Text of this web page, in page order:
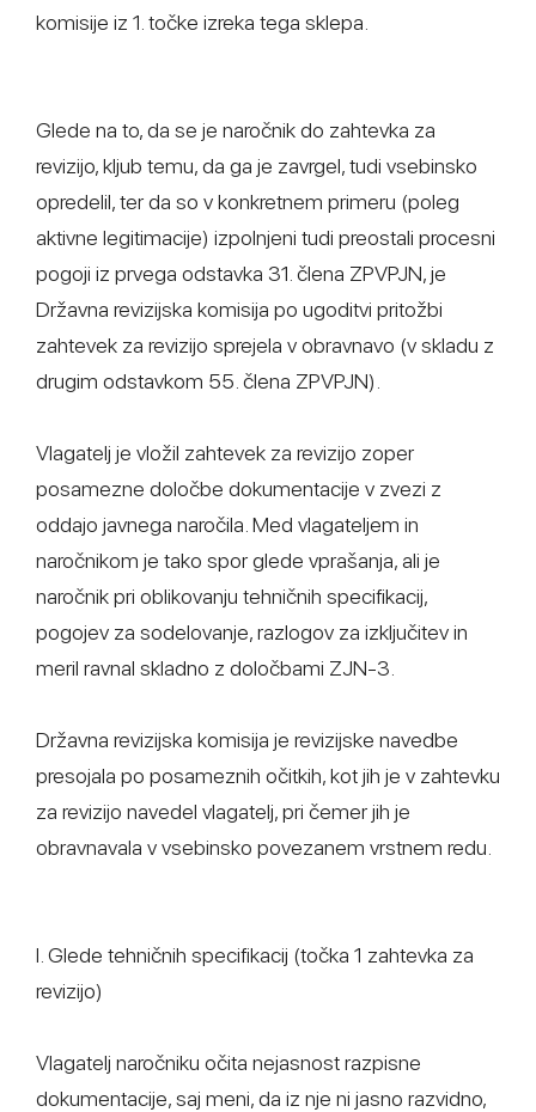
komisije iz 1. točke izreka tega sklepa.
Glede na to, da se je naročnik do zahtevka za
revizijo, kljub temu, da ga je zavrgel, tudi vsebinsko
opredelil, ter da so v konkretnem primeru (poleg
aktivne legitimacije) izpolnjeni tudi preostali procesni
pogoji iz prvega odstavka 31. člena ZPVPJN, je
Državna revizijska komisija po ugoditvi pritožbi
zahtevek za revizijo sprejela v obravnavo (v skladu z
drugim odstavkom 55. člena ZPVPJN).
Vlagatelj je vložil zahtevek za revizijo zoper
posamezne določbe dokumentacije v zvezi z
oddajo javnega naročila. Med vlagateljem in
naročnikom je tako spor glede vprašanja, ali je
naročnik pri oblikovanju tehničnih specifikacij,
pogojev za sodelovanje, razlogov za izključitev in
meril ravnal skladno z določbami ZJN-3.
Državna revizijska komisija je revizijske navedbe
presojala po posameznih očitkih, kot jih je v zahtevku
za revizijo navedel vlagatelj, pri čemer jih je
obravnavala v vsebinsko povezanem vrstnem redu.
I. Glede tehničnih specifikacij (točka 1 zahtevka za
revizijo)
Vlagatelj naročniku očita nejasnost razpisne
dokumentacije, saj meni, da iz nje ni jasno razvidno,